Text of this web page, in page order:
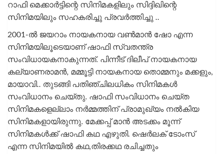
റാഫി മെക്കാർട്ടിന്റെ സിനിമകളിലും സിദ്ദിഖിന്റെ
സിനിമയിലും സഹകരിച്ചു പ്രവർത്തിച്ചു ..
2001-ൽ ജയറാം നായകനായ വൺ‌മാൻ ഷോ എന്ന
സിനിമയിലൂടെയാണ് ഷാഫി സ്വതന്ത്ര
സംവിധായകനാകുന്നത്. പിന്നീട് ദിലീപ് നായകനായ
കല്യാണരാമൻ, മമ്മൂട്ടി നായകനായ തൊമ്മനും മക്കളും,
മായാവി.. തുടങ്ങി പതിഞ്ചിലധികം സിനിമകൾ
സംവിധാനം ചെയ്തു. ഷാഫി സംവിധാനം ചെയ്ത
സിനിമകളെല്ലാം നർമ്മത്തിന് പ്രാമുഖ്യം നൽകിയ
സിനിമകളായിരുന്നു. മേക്കപ്പ് മാൻ അടക്കം മൂന്ന്
സിനിമകൾക്ക് ഷാഫി കഥ എഴുതി. ഷെർലക് ടോംസ്
എന്ന സിനിമയിൽ കഥ,തിരക്കഥ രചിച്ചതും